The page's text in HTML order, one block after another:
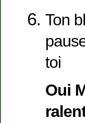
Ton
toi
Oui